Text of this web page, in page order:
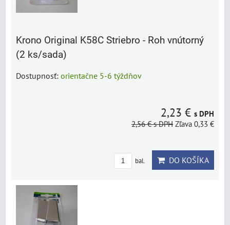
Krono Original K58C Striebro - Roh vnútorný
(2 ks/sada)
Dostupnosť: orientačne 5-6 týždňov
2,23 € s DPH
2,56 €s DPH Zľava 0,33 €
bal. DO KOŠÍKA